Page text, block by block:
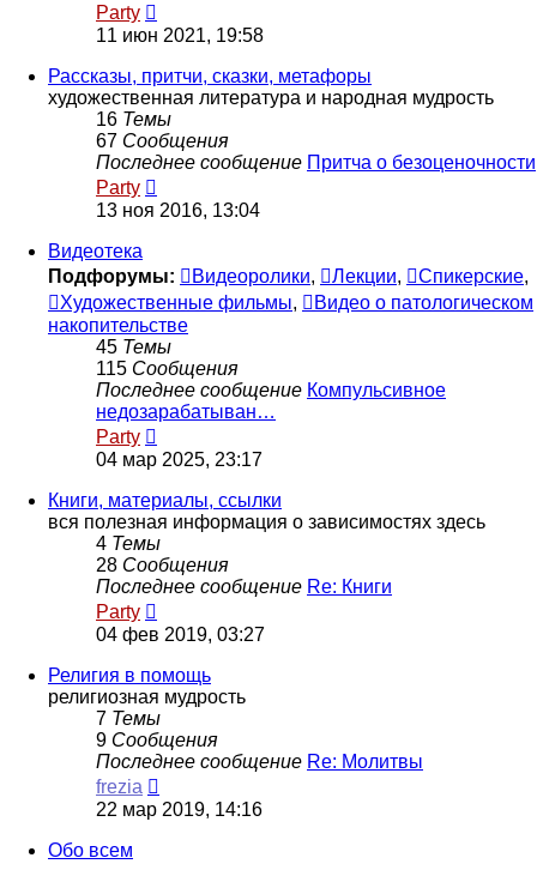
Party
к
последнему
сообщению
11 июн 2021, 19:58
Рассказы, притчи, сказки, метафоры
художественная литература и народная мудрость
16 Темы
67 Сообщения
Последнее сообщение Притча о безоценочности
Party
к
последнему
13 ноя 2016, 13:04
Видеотека
Подфорумы:
Видеоролики, Лекции, Спикерские,
Художественные фильмы,
Видео о патологическом
накопительстве
45 Темы
115 Сообщения
Последнее сообщение Компульсивное
недозарабатыван…
Party
к
последнему
сообщению
04 мар 2025, 23:17
Книги, материалы, ссылки
вся полезная информация о зависимостях здесь
4 Темы
28 Сообщения
Последнее сообщение Re: Книги
Party
к
последнему
сообщению
04 фев 2019, 03:27
Религия в помощь
религиозная мудрость
7 Темы
9 Сообщения
Последнее сообщение Re: Молитвы
frezia
к
последнему
22 мар 2019, 14:16
Обо всем